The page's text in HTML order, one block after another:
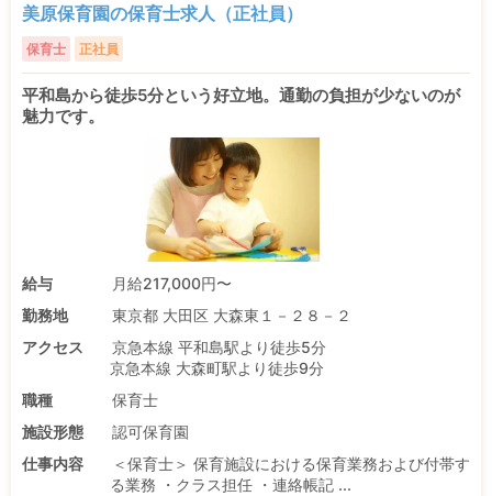
美原保育園の保育士求人（正社員）
保育士 正社員
平和島から徒歩5分という好立地。通勤の負担が少ないのが
魅力です。
給与
月給217,000円〜
勤務地
東京都 大田区 大森東１－２８－２
アクセス
京急本線 平和島駅より徒歩5分
京急本線 大森町駅より徒歩9分
職種
保育士
施設形態
認可保育園
仕事内容
＜保育士＞ 保育施設における保育業務および付帯す
る業務 ・クラス担任 ・連絡帳記 ...